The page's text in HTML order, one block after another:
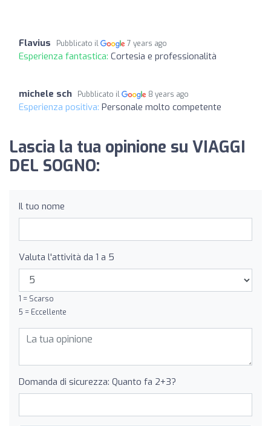
Flavius Pubblicato il 7 years ago
Esperienza fantastica: Cortesia e professionalità
michele sch Pubblicato il 8 years ago
Esperienza positiva: Personale molto competente
Lascia la tua opinione su VIAGGI
DEL SOGNO:
Il tuo nome
Valuta l'attività da 1 a 5
1 = Scarso
5 = Eccellente
Domanda di sicurezza: Quanto fa 2+3?